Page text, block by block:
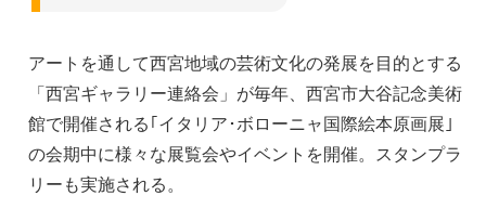
アートを通して西宮地域の芸術文化の発展を目的とする
「西宮ギャラリー連絡会」が毎年、西宮市大谷記念美術
館で開催される｢イタリア･ボローニャ国際絵本原画展｣
の会期中に様々な展覧会やイベントを開催。スタンプラ
リーも実施される。